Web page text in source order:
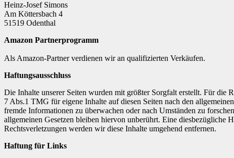
Heinz-Josef Simons
Am Köttersbach 4
51519 Odenthal
Amazon Partnerprogramm
Als Amazon-Partner verdienen wir an qualifizierten Verkäufen.
Haftungsausschluss
Die Inhalte unserer Seiten wurden mit größter Sorgfalt erstellt. Für
7 Abs.1 TMG für eigene Inhalte auf diesen Seiten nach den
fremde Informationen zu überwachen oder nach Umständen zu
allgemeinen Gesetzen bleiben hiervon unberührt. Eine diesbezügliche
Rechtsverletzungen werden wir diese Inhalte umgehend entfernen.
Haftung für Links